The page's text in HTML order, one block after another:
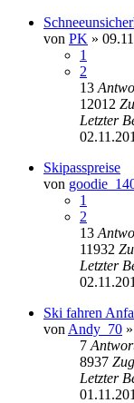
von PK »
1
2
13
12012
Letzter
Skipasspreise
von
1
2
13
11932
Letzter
Ski fahren
von Andy_70
7
8937
Letzter